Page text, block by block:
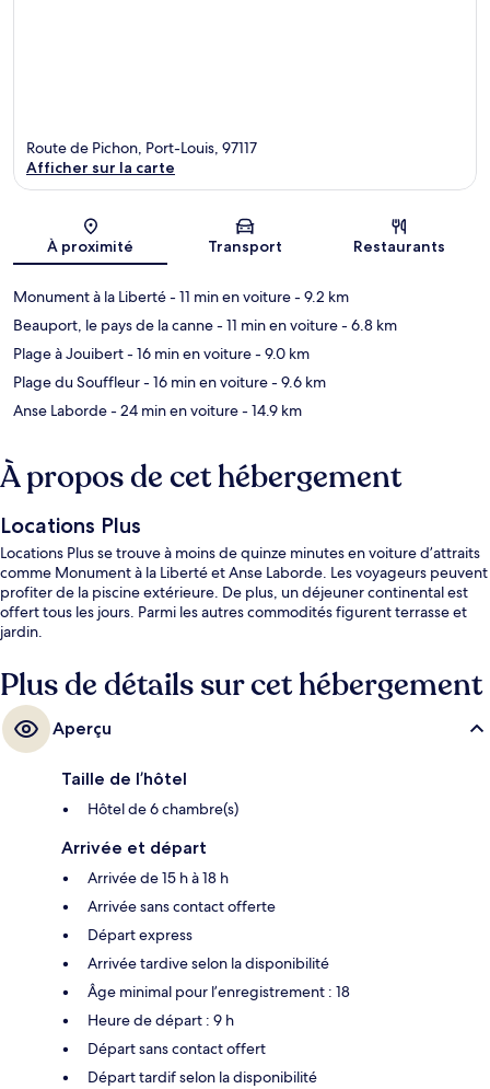
Carte
Route de Pichon, Port-Louis, 97117
Afficher sur la carte
À proximité Transport Restaurants
Monument à la Liberté- 11 min en voiture- 9.2 km
Beauport, le pays de la canne- 11 min en voiture- 6.8 km
Plage à Jouibert- 16 min en voiture- 9.0 km
Plage du Souffleur- 16 min en voiture- 9.6 km
Anse Laborde- 24 min en voiture- 14.9 km
À propos de cet hébergement
Locations Plus
Locations Plus se trouve à moins de quinze minutes en voiture d’attraits
comme Monument à la Liberté et Anse Laborde. Les voyageurs peuvent
profiter de la piscine extérieure. De plus, un déjeuner continental est
offert tous les jours. Parmi les autres commodités figurent terrasse et
jardin.
Plus de détails sur cet hébergement
Aperçu
Taille de l’hôtel
Hôtel de 6 chambre(s)
Arrivée et départ
Arrivée de 15 h à 18 h
Arrivée sans contact offerte
Départ express
Arrivée tardive selon la disponibilité
Âge minimal pour l’enregistrement : 18
Heure de départ : 9 h
Départ sans contact offert
Départ tardif selon la disponibilité